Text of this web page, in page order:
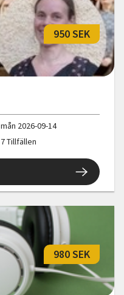
950 SEK
mån 2026-09-14
7 Tillfällen
980 SEK